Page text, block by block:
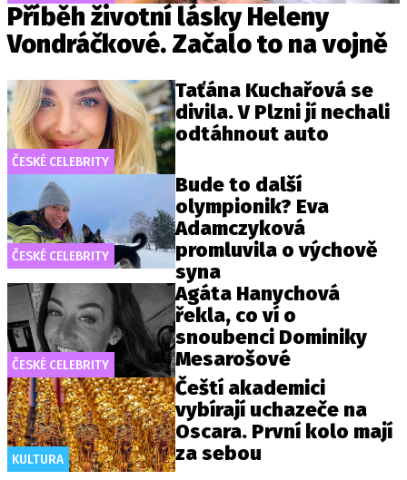
Příběh životní lásky Heleny
Vondráčkové. Začalo to na vojně
ČESKÉ CELEBRITY
Taťána Kuchařová se
divila. V Plzni jí nechali
odtáhnout auto
ČESKÉ CELEBRITY
Bude to další
olympionik? Eva
Adamczyková
promluvila o výchově
syna
ČESKÉ CELEBRITY
Agáta Hanychová
řekla, co ví o
snoubenci Dominiky
Mesarošové
KULTURA
Čeští akademici
vybírají uchazeče na
Oscara. První kolo mají
za sebou